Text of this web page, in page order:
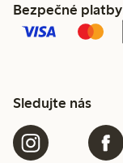
Bezpečné platby
Sledujte nás